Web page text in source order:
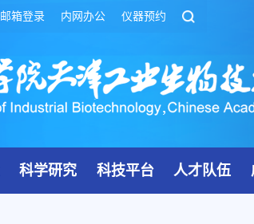
邮箱登录 内网办公 仪器预约
科学研究 科技平台 人才队伍